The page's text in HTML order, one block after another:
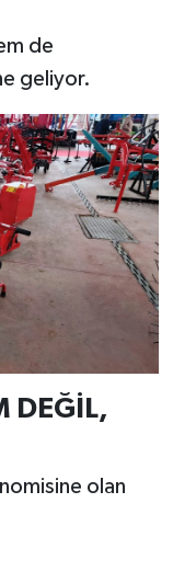
de
geliyor.
DEĞİL,
olan